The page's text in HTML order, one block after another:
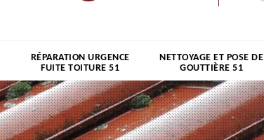
RÉPARATION URGENCE
FUITE TOITURE 51
NETTOYAGE ET POSE DE
GOUTTIÈRE 51